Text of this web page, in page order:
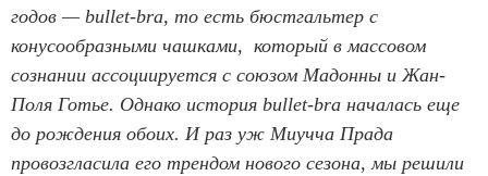
годов — bullet-bra, то есть бюстгальтер с
конусообразными чашками, который в массовом
сознании ассоциируется с союзом Мадонны и Жан-
Поля Готье. Однако история bullet-bra началась еще
до рождения обоих. И раз уж Миучча Прада
провозгласила его трендом нового сезона, мы решили